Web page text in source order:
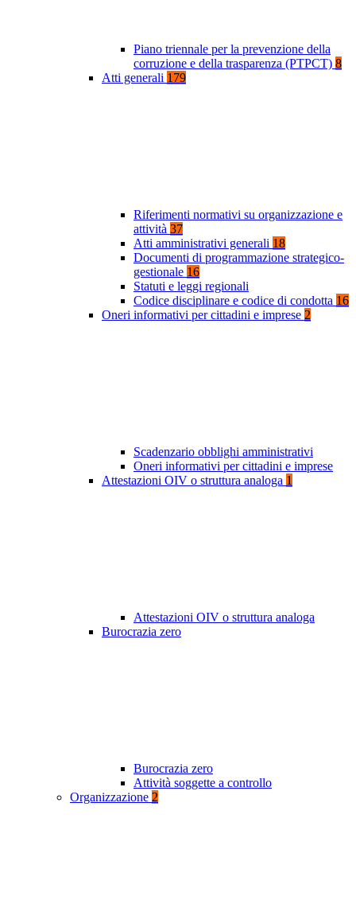
Piano triennale per la prevenzione della
corruzione e della trasparenza (PTPCT) 8
Atti generali 179
Riferimenti normativi su organizzazione e
attività 37
Atti amministrativi generali 18
Documenti di programmazione strategico-
gestionale 16
Statuti e leggi regionali
Codice disciplinare e codice di condotta 16
Oneri informativi per cittadini e imprese 2
Scadenzario obblighi amministrativi
Oneri informativi per cittadini e imprese
Attestazioni OIV o struttura analoga 1
Attestazioni OIV o struttura analoga
Burocrazia zero
Burocrazia zero
Attività soggette a controllo
Organizzazione 2